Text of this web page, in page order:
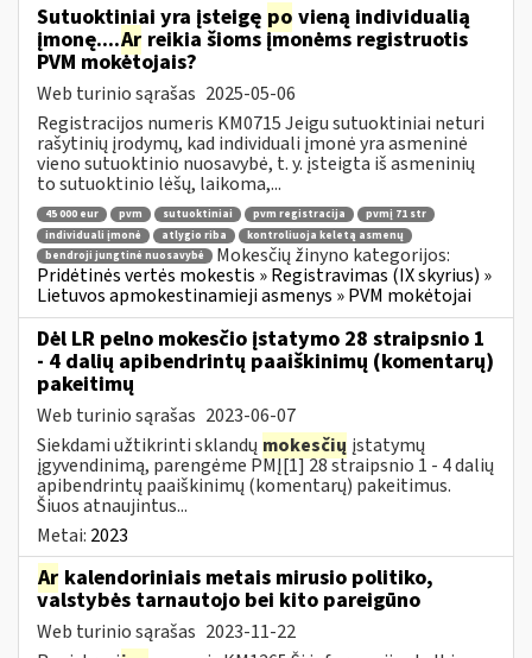
Sutuoktiniai yra įsteigę po vieną individualią
įmonę....Ar reikia šioms įmonėms registruotis
PVM mokėtojais?
Web turinio sąrašas 2025-05-06
Registracijos numeris KM0715 Jeigu sutuoktiniai neturi
rašytinių įrodymų, kad individuali įmonė yra asmeninė
vieno sutuoktinio nuosavybė, t. y. įsteigta iš asmeninių
to sutuoktinio lėšų, laikoma,...
45 000 eur pvm sutuoktiniai pvm registracija
pvmį 71 str
individuali įmonė
atlygio riba
kontroliuoja keletą asmenų
bendroji jungtinė nuosavybė
Mokesčių žinyno kategorijos:
Pridėtinės vertės mokestis » Registravimas (IX skyrius) »
Lietuvos apmokestinamieji asmenys » PVM mokėtojai
Dėl LR pelno mokesčio įstatymo 28 straipsnio 1
- 4 dalių apibendrintų paaiškinimų (komentarų)
pakeitimų
Web turinio sąrašas 2023-06-07
Siekdami užtikrinti sklandų mokesčių įstatymų
įgyvendinimą, parengėme PMĮ[1] 28 straipsnio 1 - 4 dalių
apibendrintų paaiškinimų (komentarų) pakeitimus.
Šiuos atnaujintus...
Metai: 2023
Ar kalendoriniais metais mirusio politiko,
valstybės tarnautojo bei kito pareigūno
Web turinio sąrašas 2023-11-22